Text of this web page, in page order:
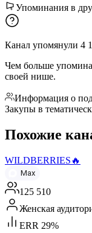
Упоминания в
Канал упомянули 4
Чем больше
своей нише.
Информация о
Закупы в
Похожие
WILDBERRIES🔥
Max
125 510
Женская
ERR 29%